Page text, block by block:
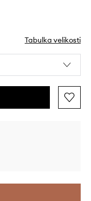
Tabulka velikosti